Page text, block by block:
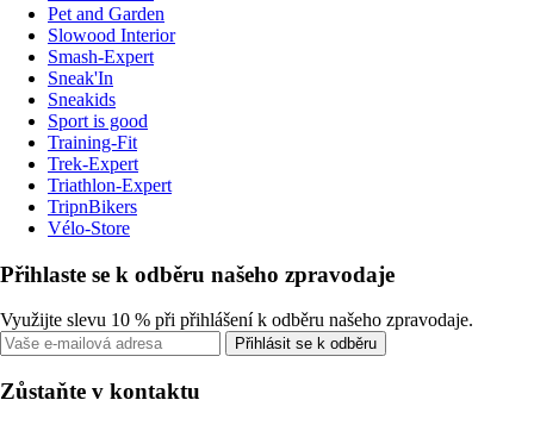
Pet and Garden
Slowood Interior
Smash-Expert
Sneak'In
Sneakids
Sport is good
Training-Fit
Trek-Expert
Triathlon-Expert
TripnBikers
Vélo-Store
Přihlaste se k odběru našeho zpravodaje
Využijte slevu 10 % při přihlášení k odběru našeho zpravodaje.
Přihlásit se k odběru
Zůstaňte v kontaktu